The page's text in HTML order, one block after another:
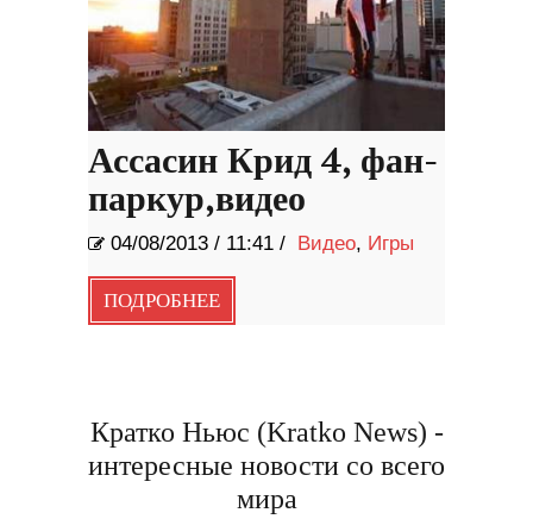
Ассасин Крид 4, фан-
паркур,видео
04/08/2013 / 11:41 / Видео, Игры
ПОДРОБНЕЕ
Кратко Ньюс (Kratko News) -
интересные новости со всего
мира